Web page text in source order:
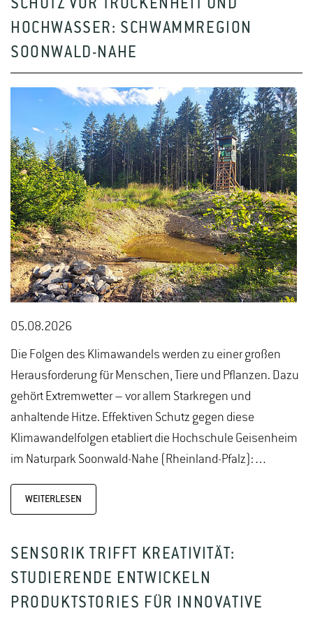
SCHUTZ VOR TROCKENHEIT UND
HOCHWASSER: SCHWAMMREGION
SOONWALD-NAHE
05.08.2026
Die Folgen des Klimawandels werden zu einer großen
Herausforderung für Menschen, Tiere und Pflanzen. Dazu
gehört Extremwetter – vor allem Starkregen und
anhaltende Hitze. Effektiven Schutz gegen diese
Klimawandelfolgen etabliert die Hochschule Geisenheim
im Naturpark Soonwald-Nahe (Rheinland-Pfalz):…
WEITERLESEN
SENSORIK TRIFFT KREATIVITÄT:
STUDIERENDE ENTWICKELN
PRODUKTSTORIES FÜR INNOVATIVE